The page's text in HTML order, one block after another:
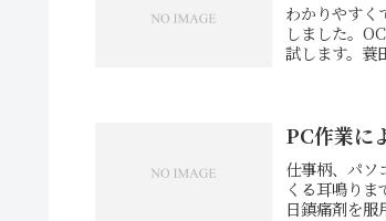
わかりやすく
しました。
試します。
PC作業に
仕事柄、パソ
くる耳鳴り
日鎮痛剤を